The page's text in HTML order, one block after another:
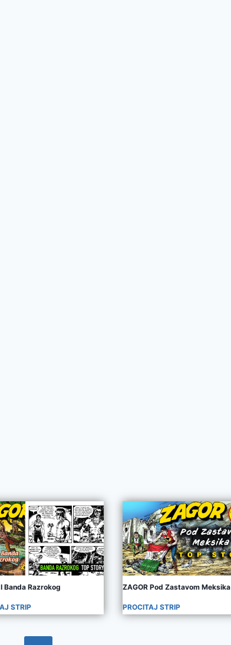
Banda Razrokog
STRIP
ZAGOR Pod Zastavom Meksika
PROCITAJ STRIP